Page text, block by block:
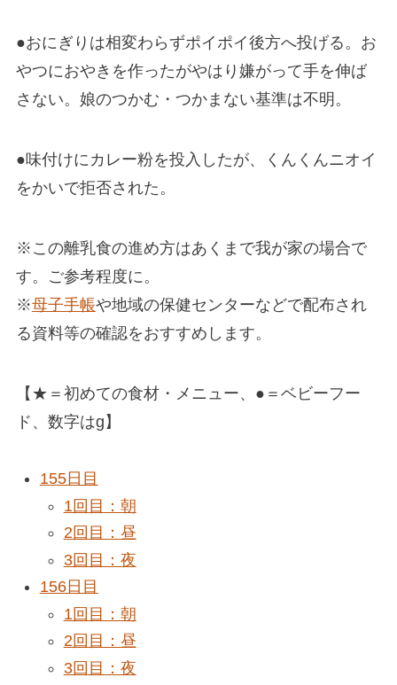
●おにぎりは相変わらずポイポイ後方へ投げる。お
やつにおやきを作ったがやはり嫌がって手を伸ば
さない。娘のつかむ・つかまない基準は不明。
●味付けにカレー粉を投入したが、くんくんニオイ
をかいで拒否された。
※この離乳食の進め方はあくまで我が家の場合で
す。ご参考程度に。
※母子手帳や地域の保健センターなどで配布され
る資料等の確認をおすすめします。
【★＝初めての食材・メニュー、●＝ベビーフー
ド、数字はg】
155日目
1回目：朝
2回目：昼
3回目：夜
156日目
1回目：朝
2回目：昼
3回目：夜